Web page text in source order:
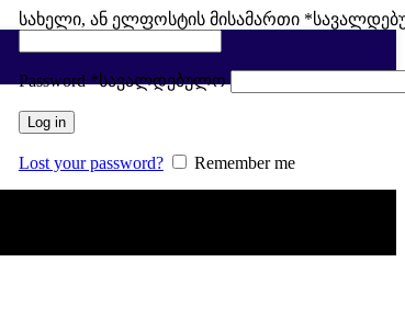
სახელი, ან ელფოსტის მისამართი *
Password*სავალდებულო
Log in
Lost your password? Remember me